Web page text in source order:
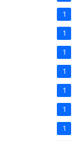
1
1
1
1
1
1
1